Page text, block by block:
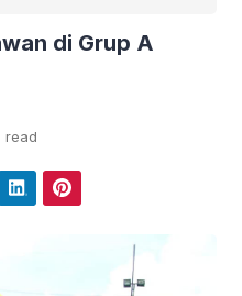
di Grup A
read